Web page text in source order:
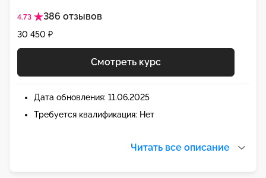
4.73 386 отзывов
30 450 ₽
Смотреть курс
Дата обновления: 11.06.2025
Требуется квалификация: Нет
Читать все описание